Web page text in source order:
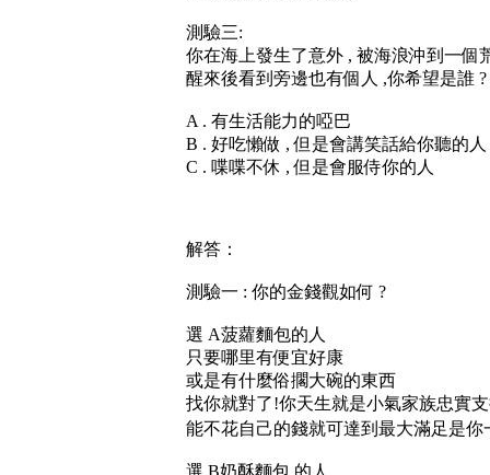
測驗三:
你在海上發生了意外 , 被海浪沖到一個
醒來後看到旁邊也有個人 ,你希望是誰 ?
A . 有生活能力的啞巴
B . 好吃懶做 , 但是會講笑話給你聽的人
C . 喋喋不休 , 但是會服侍你的人
解答：
測驗一 : 你的金錢觀如何 ?
選 A菠蘿麵包的人
只要哪里有便宜好康
或是有什麼俗擱大碗的東西
找你就對了!你天生就是小氣家族忠實
能不花自己的錢就可達到最大滿足是你
選 B奶酥麵包 的人